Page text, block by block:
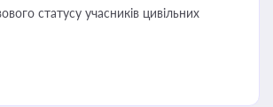
статусу учасників цивільних